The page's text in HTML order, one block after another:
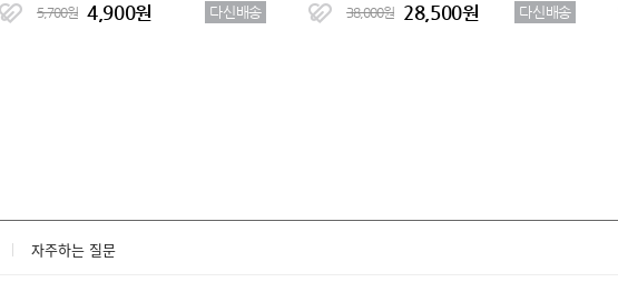
5,700원 4,900원 다신배송 38,000원 28,500원 다신배송
자주하는 질문